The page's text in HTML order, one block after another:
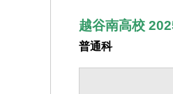
越谷南高校
普通科